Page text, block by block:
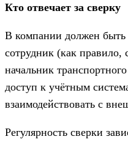
Кто отвечает за сверку
В компании должен быть
сотрудник (как
начальник
доступ к учётным
взаимодействовать с
Регулярность сверки